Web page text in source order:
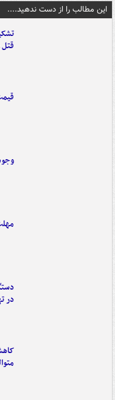
این مطالب را از دست ندهید....
قیمت
مهلت ۳ روزه سازمان بورس به
در